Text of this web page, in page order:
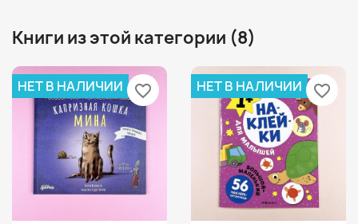
Книги из этой категории (8)
НЕТ В НАЛИЧИИ favorite_border НЕТ В НАЛИЧИИ favorite_border